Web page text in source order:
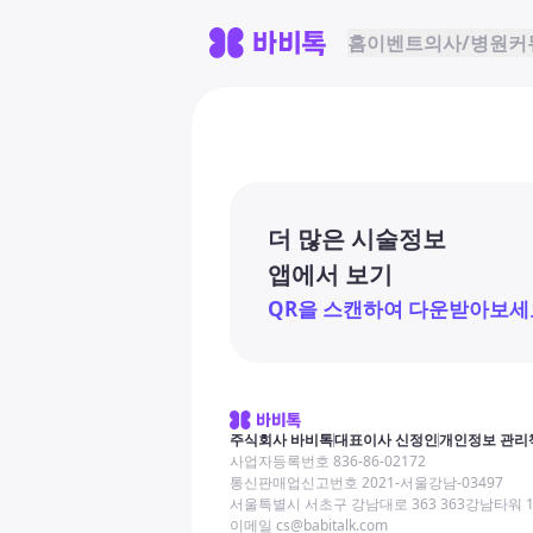
홈이벤트의사/병원커
더 많은 시술정보
앱에서 보기
QR을 스캔하여 다운받아보세
주식회사 바비톡대표이사 신정인개인정보 관리
사업자등록번호 836-86-02172
통신판매업신고번호 2021-서울강남-03497
서울특별시 서초구 강남대로 363 363강남타워
이메일 cs@babitalk.com